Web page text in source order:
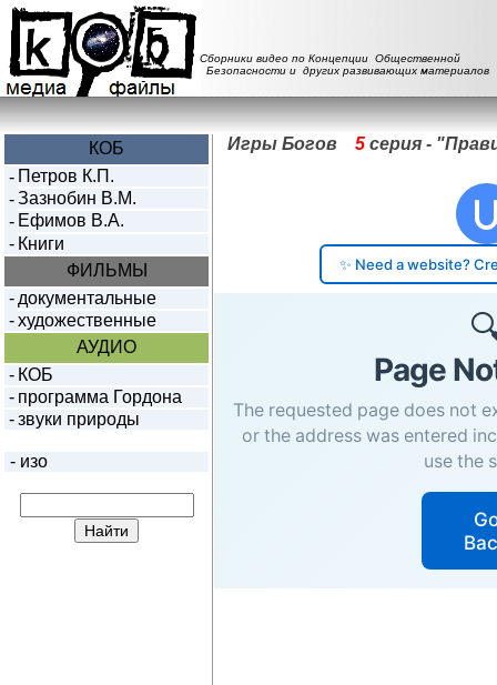
Сборники видео по Концепции Общественной
Безопасности и других развивающих материалов
КОБ
- Петров К.П.
- Зазнобин В.М.
- Ефимов В.А.
- Книги
ФИЛЬМЫ
- документальные
- художественные
АУДИО
- КОБ
- программа Гордона
- звуки природы
- изо
Игры Богов 5 серия -